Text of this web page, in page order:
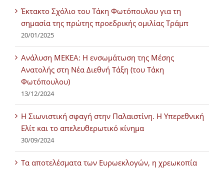
Έκτακτο Σχόλιο του Τάκη Φωτόπουλου για τη
σημασία της πρώτης προεδρικής ομιλίας Τράμπ
20/01/2025
Ανάλυση ΜΕΚΕΑ: Η ενσωμάτωση της Μέσης
Ανατολής στη Νέα Διεθνή Τάξη (του Τάκη
Φωτόπουλου)
13/12/2024
Η Σιωνιστική σφαγή στην Παλαιστίνη. Η Υπερεθνική
Ελίτ και το απελευθερωτικό κίνημα
30/09/2024
Τα αποτελέσματα των Ευρωεκλογών, η χρεωκοπία